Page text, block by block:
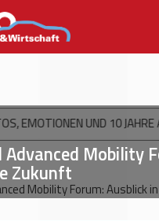
AG +++ XPENG
Mobility
Zukunft